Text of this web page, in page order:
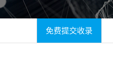
免费提交收录